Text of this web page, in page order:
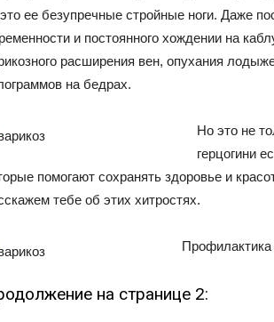
ее безупречные стройные ноги. Даже
и постоянного хождении на
расширения вен, опухания
на бедрах.
Но это не
герцогини
помогают сохранять здоровье и
тебе об этих хитростях.
Профилактика
на странице 2: